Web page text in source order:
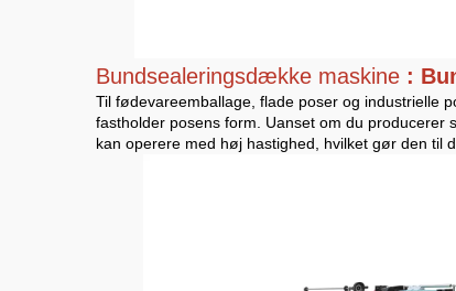
Bundsealeringsdække maskine :
Til fødevareemballage, flade poser og industrielle
fastholder posens form. Uanset om du
kan operere med høj hastighed, hvilket gør den til